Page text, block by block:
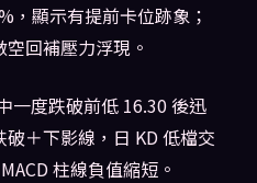
，顯示有提前卡位跡象；
回補壓力浮現。
一度跌破前低 16.30 後迅
＋下影線，日 KD 低檔交
柱線負值縮短。